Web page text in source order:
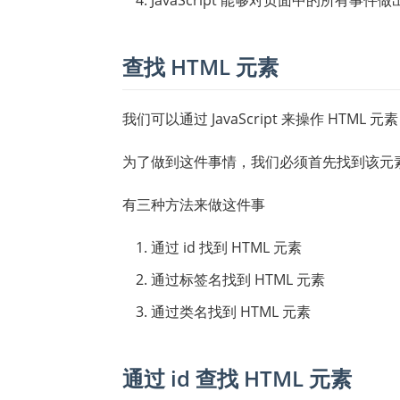
查找 HTML 元素
我们可以通过 JavaScript 来操作 HTML 元素
为了做到这件事情，我们必须首先找到该元
有三种方法来做这件事
通过 id 找到 HTML 元素
通过标签名找到 HTML 元素
通过类名找到 HTML 元素
通过 id 查找 HTML 元素